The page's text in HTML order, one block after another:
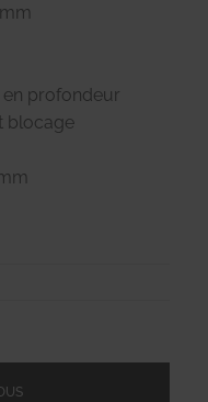
en profondeur
blocage